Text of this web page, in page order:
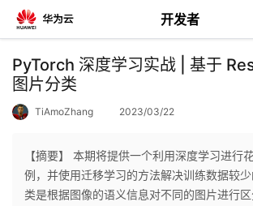
开发者
返
回
个
PyTorch 深度学习实战 | 基于
图片分类
TiAmoZhang 2023/03/22
【摘要】 本期将提供一个利用深度学习进行
例，并使用迁移学习的方法解决训练数据较
类是根据图像的语义信息对不同的图片进行